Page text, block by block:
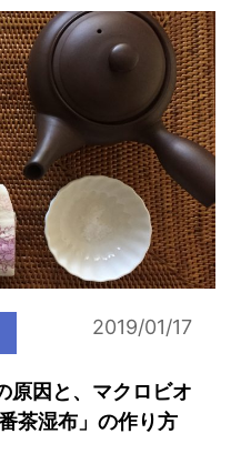
2019/01/17
原因と、マクロビオ
茶湿布」の作り方